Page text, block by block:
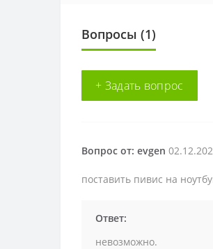
Вопросы (1)
+ Задать вопрос
Вопрос от: evgen
поставить пивис на
Ответ:
невозможно.